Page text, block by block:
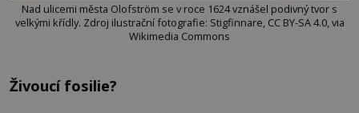
Nad ulicemi města Olofström se v roce 1624 vznášel podivný tvor s
velkými křídly. Zdroj ilustrační fotografie: Stigfinnare, CC BY-SA 4.0, via
Wikimedia Commons
Živoucí fosilie?